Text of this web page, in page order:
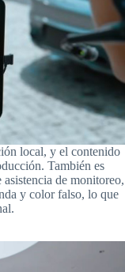
local, y el contenido
También es
de monitoreo,
y color falso, lo que